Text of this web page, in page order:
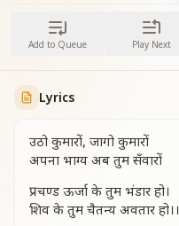
Add to Queue Play Next
Lyrics
उठो कुमारों, जागो कुमारों
अपना भाग्य अब तुम सँवारों
प्रचण्ड ऊर्जा के तुम भंडार हो।
शिव के तुम चैतन्य अवतार हो।।